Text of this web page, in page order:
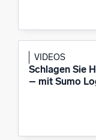
VIDEOS
Schlagen Sie
– mit Sumo